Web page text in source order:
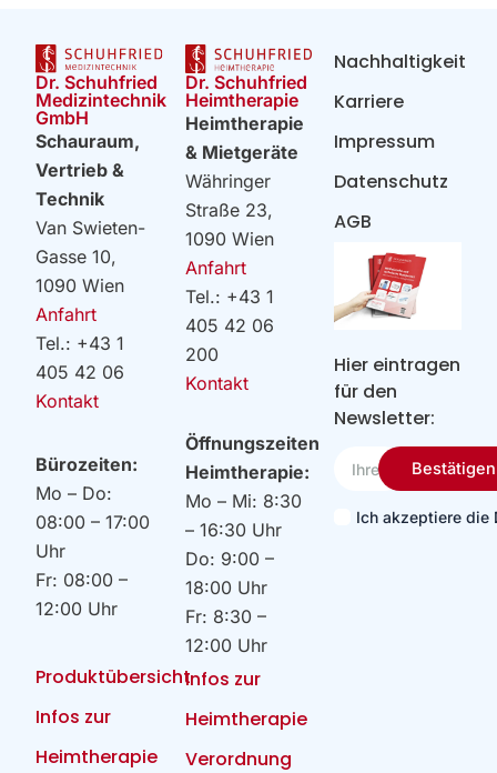
Dr. Schuhfried
Medizintechnik
GmbH
Schauraum,
Vertrieb &
Technik
Van Swieten-
Gasse 10,
1090 Wien
Anfahrt
Tel.: +43 1
405 42 06
Kontakt
Bürozeiten:
Mo – Do:
08:00 – 17:00
Uhr
Fr: 08:00 –
12:00 Uhr
Produktübersicht
Infos zur
Heimtherapie
Dr. Schuhfried
Heimtherapie
Heimtherapie
& Mietgeräte
Währinger
Straße 23,
1090 Wien
Anfahrt
Tel.: +43 1
405 42 06
200
Kontakt
Öffnungszeiten
Heimtherapie:
Mo – Mi: 8:30
– 16:30 Uhr
Do: 9:00 –
18:00 Uhr
Fr: 8:30 –
12:00 Uhr
Infos zur
Heimtherapie
Verordnung
Hier eintragen
für den
Newsletter:
Email
Ich akzeptiere die
Bestätigen
Nachhaltigkeit
Karriere
Impressum
Datenschutz
AGB